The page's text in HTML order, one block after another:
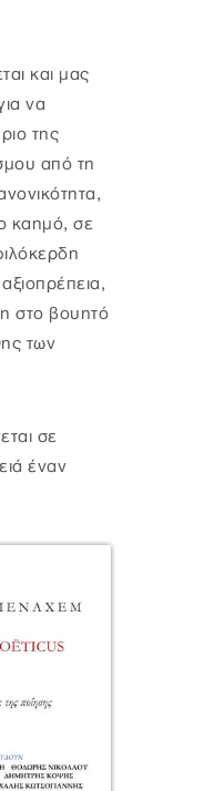
και μας
να
της
από τη
καημό, σε
στο βουητό
των
σε
έναν